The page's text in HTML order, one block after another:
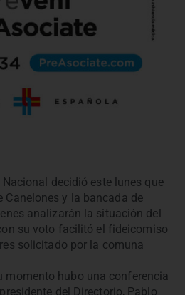
decidió este lunes que
Canelones y la bancada de
analizarán la situación del
su voto facilitó el fideicomiso
solicitado por la comuna
momento hubo una conferencia
del Directorio, Pablo